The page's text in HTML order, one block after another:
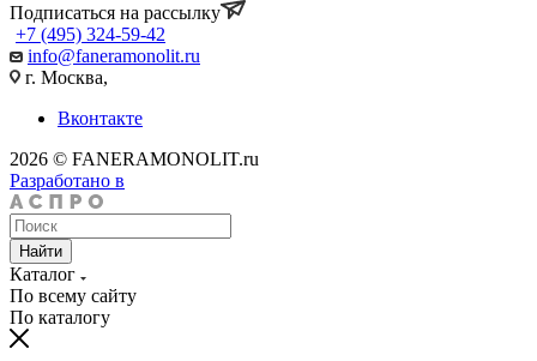
Подписаться на рассылку
+7 (495) 324-59-42
info@faneramonolit.ru
г. Москва,
Вконтакте
2026 © FANERAMONOLIT.ru
Разработано в
Найти
Каталог
По всему сайту
По каталогу